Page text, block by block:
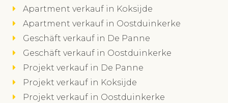
Apartment verkauf in Koksijde
Apartment verkauf in Oostduinkerke
Geschäft verkauf in De Panne
Geschäft verkauf in Oostduinkerke
Projekt verkauf in De Panne
Projekt verkauf in Koksijde
Projekt verkauf in Oostduinkerke